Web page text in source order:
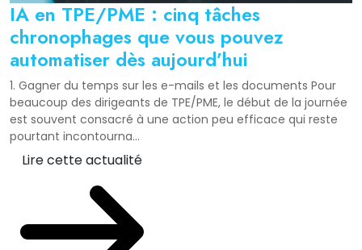
IA en TPE/PME : cinq tâches
chronophages que vous pouvez
automatiser dès aujourd’hui
1. Gagner du temps sur les e-mails et les documents Pour
beaucoup des dirigeants de TPE/PME, le début de la journée
est souvent consacré à une action peu efficace qui reste
pourtant incontourna...
Lire cette actualité